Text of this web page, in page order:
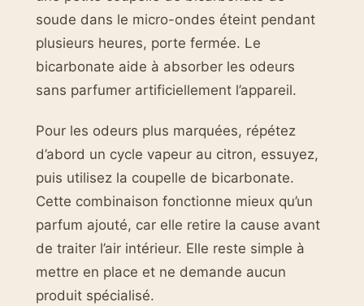
soude dans le micro-ondes éteint pendant
plusieurs heures, porte fermée. Le
bicarbonate aide à absorber les odeurs
sans parfumer artificiellement l’appareil.
Pour les odeurs plus marquées, répétez
d’abord un cycle vapeur au citron, essuyez,
puis utilisez la coupelle de bicarbonate.
Cette combinaison fonctionne mieux qu’un
parfum ajouté, car elle retire la cause avant
de traiter l’air intérieur. Elle reste simple à
mettre en place et ne demande aucun
produit spécialisé.